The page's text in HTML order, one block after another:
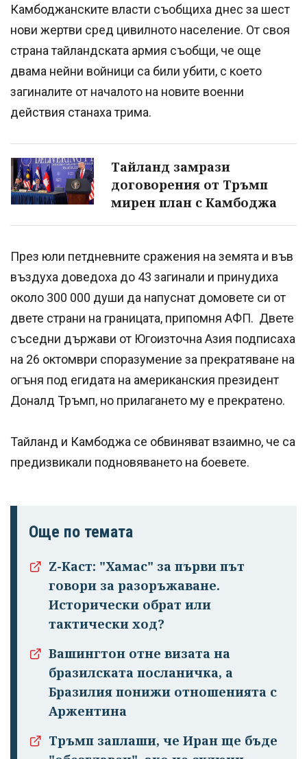
Успешно
излязохте от
профила си!
Камбоджанските власти съобщиха днес за шест
нови жертви сред цивилното население. От своя
страна тайландската армия съобщи, че още
двама нейни войници са били убити, с което
загиналите от началото на новите военни
действия станаха трима.
Тайланд замрази
договорения от Тръмп
мирен план с Камбоджа
През юли петдневните сражения на земята и във
въздуха доведоха до 43 загинали и принудиха
около 300 000 души да напуснат домовете си от
двете страни на границата, припомня АФП. Двете
съседни държави от Югоизточна Азия подписаха
на 26 октомври споразумение за прекратяване на
огъня под егидата на американския президент
Доналд Тръмп, но прилагането му е прекратено.
Тайланд и Камбоджа се обвиняват взаимно, че са
предизвикали подновяването на боевете.
Още по темата
Z-Каст: "Хамас" за първи път
говори за разоръжаване.
Исторически обрат или
тактически ход?
Вашингтон отне визата на
бразилската посланичка, а
Бразилия понижи отношенията с
Аржентина
Тръмп заплаши, че Иран ще бъде